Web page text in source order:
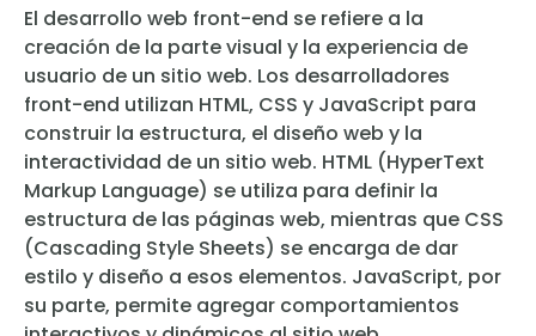
El desarrollo web front-end se refiere a la
creación de la parte visual y la experiencia de
usuario de un sitio web. Los desarrolladores
front-end utilizan HTML, CSS y JavaScript para
construir la estructura, el diseño web y la
interactividad de un sitio web. HTML (HyperText
Markup Language) se utiliza para definir la
estructura de las páginas web, mientras que CSS
(Cascading Style Sheets) se encarga de dar
estilo y diseño a esos elementos. JavaScript, por
su parte, permite agregar comportamientos